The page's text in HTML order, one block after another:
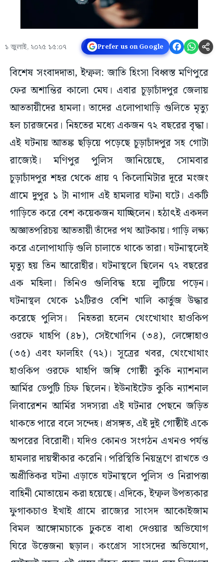
১ জুলাই, ২০২৫ ১৫:০৭ Prefer us on Google
বিশেষ সংবাদদাতা, ইম্ফল: জাতি হিংসা বিধ্বস্ত মণিপুরে
ফের অশান্তির কালো মেঘ। এবার চূড়াচাঁদপুর জেলায়
আততায়ীদের হামলা। তাদের এলোপাথাড়ি গুলিতে মৃত্যু
হল চারজনের। নিহতের মধ্যে একজন ৭২ বছরের বৃদ্ধা।
এই ঘটনায় আতঙ্ক ছড়িয়ে পড়েছে চূড়াচাঁদপুর সহ গোটা
রাজ্যেই। মণিপুর পুলিস জানিয়েছে, সোমবার
চূড়াচাঁদপুর শহর থেকে প্রায় ৭ কিলোমিটার দূরে মংজং
গ্রামে দুপুর ১ টা নাগাদ এই হামলার ঘটনা ঘটে। একটি
গাড়িতে করে বেশ কয়েকজন যাচ্ছিলেন। হঠাৎই একদল
অজ্ঞাতপরিচয় আততায়ী তাঁদের পথ আটকায়। গাড়ি লক্ষ্য
করে এলোপাথাড়ি গুলি চালাতে থাকে তারা। ঘটনাস্থলেই
মৃত্যু হয় তিন আরোহীর। ঘটনাস্থলে ছিলেন ৭২ বছরের
এক মহিলা। তিনিও গুলিবিদ্ধ হয়ে লুটিয়ে পড়েন।
ঘটনাস্থল থেকে ১২টিরও বেশি খালি কার্তুজ উদ্ধার
করেছে পুলিস। নিহতরা হলেন থেংখোথাং হাওকিপ
ওরফে থাহপি (৪৮), সেইখোগিন (৩৪), লেঙ্গোহাও
(৩৫) এবং ফালহিং (৭২)। সূত্রের খবর, থেংখোথাং
হাওকিপ ওরফে থাহপি জঙ্গি গোষ্ঠী কুকি ন্যাশনাল
আর্মির ডেপুটি চিফ ছিলেন। ইউনাইটেড কুকি ন্যাশনাল
লিবারেশন আর্মির সদস্যরা এই ঘটনার পেছনে জড়িত
থাকতে পারে বলে সন্দেহ। প্রসঙ্গত, এই দুই গোষ্ঠীই একে
অপরের বিরোধী। যদিও কোনও সংগঠন এখনও পর্যন্ত
হামলার দায়স্বীকার করেনি। পরিস্থিতি নিয়ন্ত্রণে রাখতে ও
অপ্রীতিকর ঘটনা এড়াতে ঘটনাস্থলে পুলিস ও নিরাপত্তা
বাহিনী মোতায়েন করা হয়েছে। এদিকে, ইম্ফল উপত্যকার
ফুগাকচাও ইখাই গ্রামে রাজ্যের সাংসদ আকোইজাম
বিমল আঙ্গোমচাকে ঢুকতে বাধা দেওয়ার অভিযোগ
ঘিরে উত্তেজনা ছড়াল। কংগ্রেস সাংসদের অভিযোগ,